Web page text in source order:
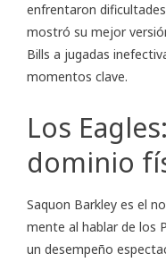
enfrentaron
mostró su mejor
Bills a jugadas
momentos clave.
Los
dominio
Saquon Barkley es el
mente al hablar de los
un desempeño